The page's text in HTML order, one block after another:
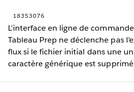
18353076
L’interface en ligne de
Tableau Prep ne déclenche pas
flux si le fichier initial dans une
caractère générique est supprimé